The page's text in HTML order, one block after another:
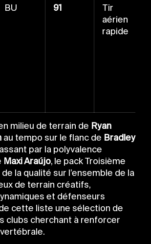
BU 91
Tir
aérien
rapide
milieu de terrain de Ryan
au tempo sur le flanc de Bradley
par la polyvalence
Maxi Araújo, le pack Troisième
la qualité sur l’ensemble de la
de terrain créatifs,
et défenseurs
cette liste une sélection de
clubs cherchant à renforcer